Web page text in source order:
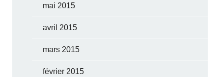
mai 2015
avril 2015
mars 2015
février 2015